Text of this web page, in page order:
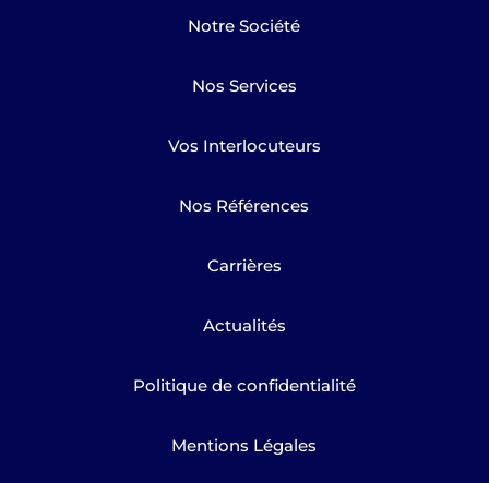
Notre Société
Nos Services
Vos Interlocuteurs
Nos Références
Carrières
Actualités
Politique de confidentialité
Mentions Légales